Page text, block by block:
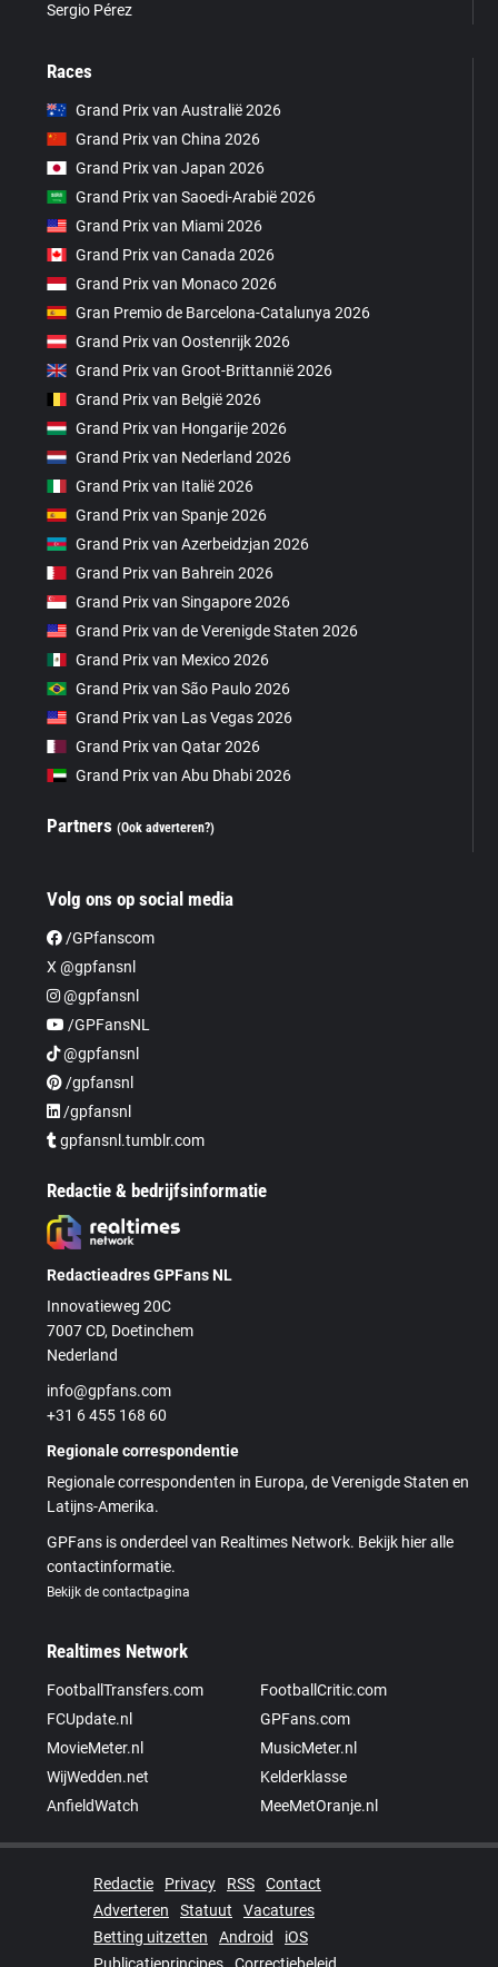
Sergio Pérez
Races
Grand Prix van Australië 2026
Grand Prix van China 2026
Grand Prix van Japan 2026
Grand Prix van Saoedi-Arabië 2026
Grand Prix van Miami 2026
Grand Prix van Canada 2026
Grand Prix van Monaco 2026
Gran Premio de Barcelona-Catalunya 2026
Grand Prix van Oostenrijk 2026
Grand Prix van Groot-Brittannië 2026
Grand Prix van België 2026
Grand Prix van Hongarije 2026
Grand Prix van Nederland 2026
Grand Prix van Italië 2026
Grand Prix van Spanje 2026
Grand Prix van Azerbeidzjan 2026
Grand Prix van Bahrein 2026
Grand Prix van Singapore 2026
Grand Prix van de Verenigde Staten 2026
Grand Prix van Mexico 2026
Grand Prix van São Paulo 2026
Grand Prix van Las Vegas 2026
Grand Prix van Qatar 2026
Grand Prix van Abu Dhabi 2026
Partners(Ook adverteren?)
Volg ons op social media
/GPfanscom
X @gpfansnl
@gpfansnl
/GPFansNL
@gpfansnl
/gpfansnl
/gpfansnl
gpfansnl.tumblr.com
Redactie & bedrijfsinformatie
Redactieadres GPFans NL
Innovatieweg 20C
7007 CD, Doetinchem
Nederland
info@gpfans.com
+31 6 455 168 60
Regionale correspondentie
Regionale correspondenten in Europa, de Verenigde Staten en
Latijns-Amerika.
GPFans is onderdeel van Realtimes Network. Bekijk hier alle
contactinformatie.
Bekijk de contactpagina
Realtimes Network
FootballTransfers.com
FootballCritic.com
FCUpdate.nl
GPFans.com
MovieMeter.nl
MusicMeter.nl
WijWedden.net
Kelderklasse
AnfieldWatch
MeeMetOranje.nl
Redactie Privacy RSS
Contact
Adverteren
Statuut
Vacatures
Betting uitzetten
Android
iOS